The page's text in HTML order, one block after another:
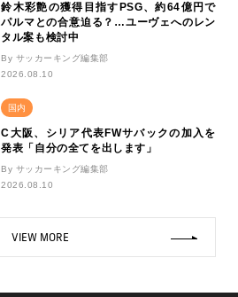
鈴木彩艶の獲得目指すPSG、約64億円で
パルマとの合意迫る？…ユーヴェへのレン
タル案も検討中
By サッカーキング編集部
2026.08.10
国内
C大阪、シリア代表FWサバックの加入を
発表「自分の全てを出します」
By サッカーキング編集部
2026.08.10
VIEW MORE